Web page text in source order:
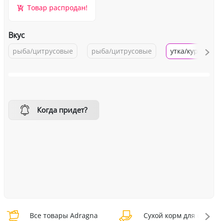
Товар распродан!
Вкус
рыба/цитрусовые рыба/цитрусовые утка/курица/
Когда придет?
Все товары Adragna Сухой корм для